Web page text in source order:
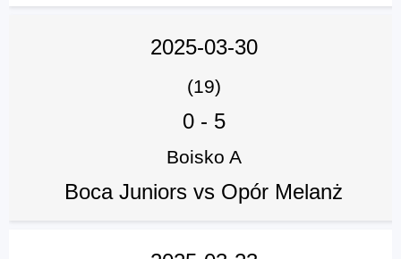
2025-03-30
(19)
0- 5
Boisko A
Boca Juniors vs Opór Melanż